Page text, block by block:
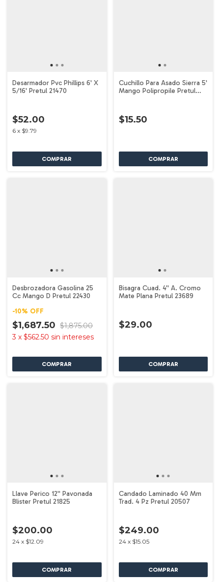
Desarmador Pvc Phillips 6' X
5/16' Pretul 21470
$52.00
6 x $9.79
Cuchillo Para Asado Sierra 5'
Mango Polipropile Pretul
$15.50
Desbrozadora Gasolina 25
Cc Mango D Pretul 22430
-10% OFF
$1,687.50 $1,875.00
3 x $562.50 sin intereses
Bisagra Cuad. 4'' A. Cromo
Mate Plana Pretul 23689
$29.00
Llave Perico 12'' Pavonada
Blister Pretul 21825
$200.00
24 x $12.09
Candado Laminado 40 Mm
Trad. 4 Pz Pretul 20507
$249.00
24 x $15.05